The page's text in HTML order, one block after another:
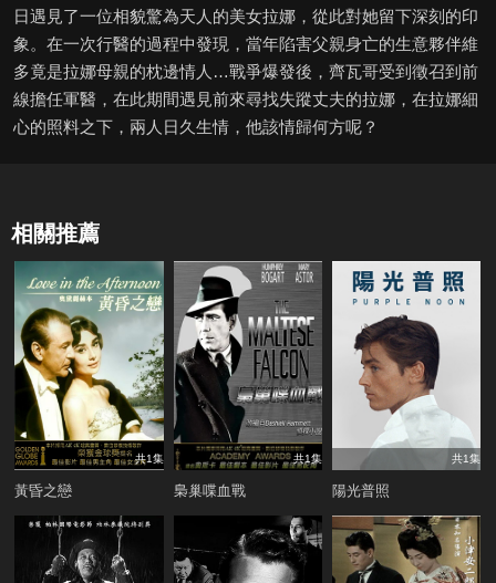
日遇見了一位相貌驚為天人的美女拉娜，從此對她留下深刻的印
象。在一次行醫的過程中發現，當年陷害父親身亡的生意夥伴維
多竟是拉娜母親的枕邊情人…戰爭爆發後，齊瓦哥受到徵召到前
線擔任軍醫，在此期間遇見前來尋找失蹤丈夫的拉娜，在拉娜細
心的照料之下，兩人日久生情，他該情歸何方呢？
相關推薦
共1集
黃昏之戀
共1集
梟巢喋血戰
共1集
陽光普照